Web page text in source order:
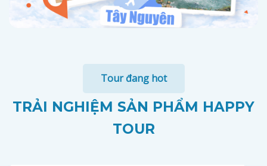
Tour đang hot
TRẢI NGHIỆM SẢN PHẨM HAPPY
TOUR